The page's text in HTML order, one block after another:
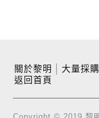
關於黎明 大量採購
返回首頁